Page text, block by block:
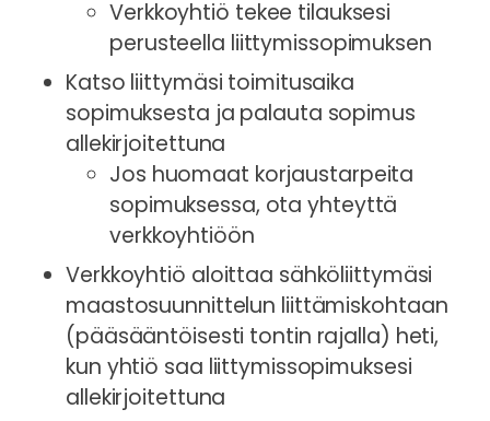
Verkkoyhtiö tekee tilauksesi
perusteella liittymissopimuksen
Katso liittymäsi toimitusaika
sopimuksesta ja palauta sopimus
allekirjoitettuna
Jos huomaat korjaustarpeita
sopimuksessa, ota yhteyttä
verkkoyhtiöön
Verkkoyhtiö aloittaa sähköliittymäsi
maastosuunnittelun liittämiskohtaan
(pääsääntöisesti tontin rajalla) heti,
kun yhtiö saa liittymissopimuksesi
allekirjoitettuna